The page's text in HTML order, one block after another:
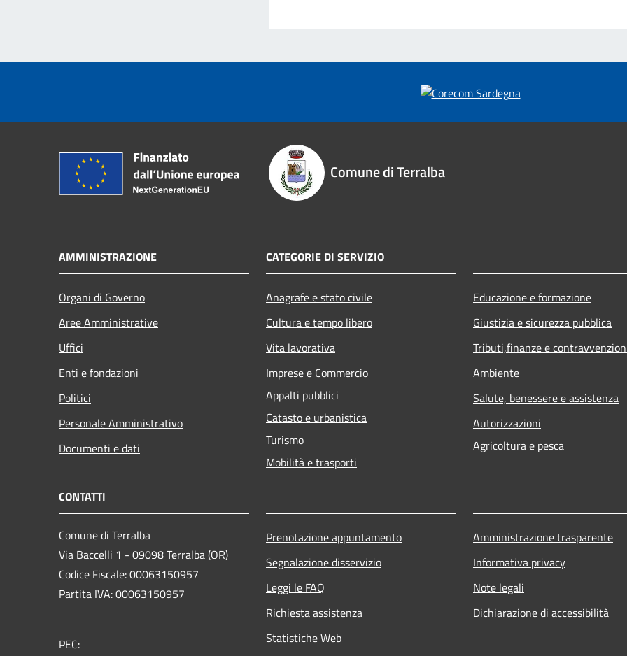
Comune di Terralba
AMMINISTRAZIONE
Organi di Governo
Aree Amministrative
Uffici
Enti e fondazioni
Politici
Personale Amministrativo
Documenti e dati
CATEGORIE DI SERVIZIO
Anagrafe e stato civile
Cultura e tempo libero
Vita lavorativa
Imprese e Commercio
Appalti pubblici
Catasto e urbanistica
Turismo
Mobilità e trasporti
Educazione e formazione
Giustizia e sicurezza pubblica
Tributi,finanze e
Ambiente
Salute, benessere e assistenza
Autorizzazioni
Agricoltura e pesca
CONTATTI
Comune di Terralba
Via Baccelli 1 - 09098 Terralba (OR)
Codice Fiscale: 00063150957
Partita IVA: 00063150957
PEC:
Prenotazione appuntamento
Segnalazione disservizio
Leggi le FAQ
Richiesta assistenza
Statistiche Web
Amministrazione trasparente
Informativa privacy
Note legali
Dichiarazione di accessibilità